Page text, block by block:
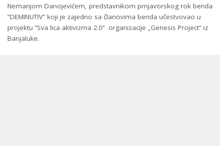
Nemanjom Danojevićem, predstavnikom prnjavorskog rok benda
”DEMINUTIV” koji je zajedno sa članovima benda učestvovao u
projektu ’’Sva lica aktivizma 2.0’’ organizacije „Genesis Project“ iz
Banjaluke.